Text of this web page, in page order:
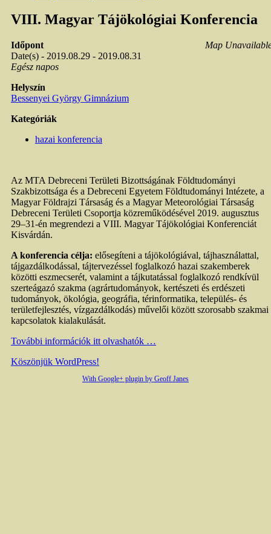
VIII. Magyar Tájökológiai Konferencia
Map
Időpont
Date(s) - 2019.08.29 - 2019.08.31
Egész napos
Helyszín
Bessenyei György Gimnázium
Kategóriák
hazai konferencia
Az MTA Debreceni Területi Bizottságának Földtudományi
Szakbizottsága és a Debreceni Egyetem Földtudományi Intézete, a
Magyar Földrajzi Társaság és a Magyar Meteorológiai Társaság
Debreceni Területi Csoportja közreműködésével 2019. augusztus
29‒31-én megrendezi a VIII. Magyar Tájökológiai Konferenciát
Kisvárdán.
A konferencia célja: elősegíteni a tájökológiával, tájhasználattal,
tájgazdálkodással, tájtervezéssel foglalkozó hazai szakemberek
közötti eszmecserét, valamint a tájkutatással foglalkozó rendkívül
szerteágazó szakma (agrártudományok, kertészeti és erdészeti
tudományok, ökológia, geográfia, térinformatika, település- és
területfejlesztés, vízgazdálkodás) művelői között szorosabb szakmai
kapcsolatok kialakulását.
További információk itt olvashatók …
Köszönjük WordPress!
With Google+ plugin by Geoff Janes